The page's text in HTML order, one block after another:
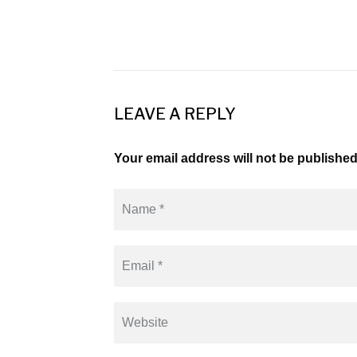
LEAVE A REPLY
Your email address will not be